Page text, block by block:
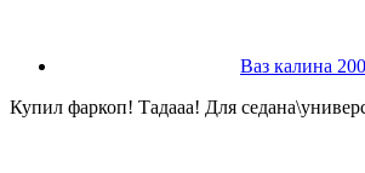
Ваз калина
Купил фаркоп! Тадааа! Для